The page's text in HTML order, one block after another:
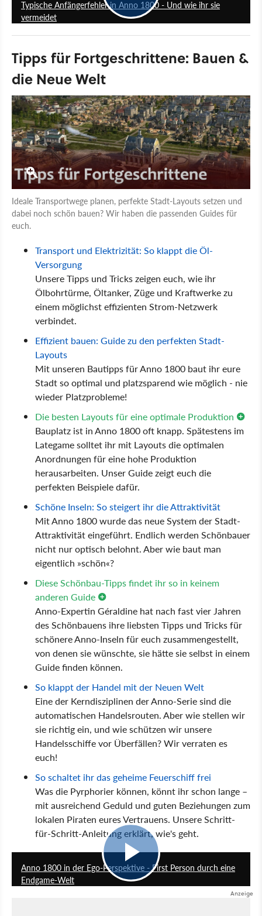
Typische Anfängerfehler in Anno 1800 - Und wie ihr sie
vermeidet
Tipps für Fortgeschrittene: Bauen &
die Neue Welt
Ideale Transportwege planen, perfekte Stadt-Layouts setzen und
dabei noch schön bauen? Wir haben die passenden Guides für
euch.
Transport und Elektrizität: So klappt die Öl-
Versorgung
Unsere Tipps und Tricks zeigen euch, wie ihr
Ölbohrtürme, Öltanker, Züge und Kraftwerke zu
einem möglichst effizienten Strom-Netzwerk
verbindet.
Effizient bauen: Guide zu den perfekten Stadt-
Layouts
Mit unseren Bautipps für Anno 1800 baut ihr eure
Stadt so optimal und platzsparend wie möglich - nie
wieder Platzprobleme!
Die besten Layouts für eine optimale Produktion
Bauplatz ist in Anno 1800 oft knapp. Spätestens im
Lategame solltet ihr mit Layouts die optimalen
Anordnungen für eine hohe Produktion
herausarbeiten. Unser Guide zeigt euch die
perfekten Beispiele dafür.
Schöne Inseln: So steigert ihr die Attraktivität
Mit Anno 1800 wurde das neue System der Stadt-
Attraktivität eingeführt. Endlich werden Schönbauer
nicht nur optisch belohnt. Aber wie baut man
eigentlich »schön«?
Diese Schönbau-Tipps findet ihr so in keinem
anderen Guide
Anno-Expertin Géraldine hat nach fast vier Jahren
des Schönbauens ihre liebsten Tipps und Tricks für
schönere Anno-Inseln für euch zusammengestellt,
von denen sie wünschte, sie hätte sie selbst in einem
Guide finden können.
So klappt der Handel mit der Neuen Welt
Eine der Kerndisziplinen der Anno-Serie sind die
automatischen Handelsrouten. Aber wie stellen wir
sie richtig ein, und wie schützen wir unsere
Handelsschiffe vor Überfällen? Wir verraten es
euch!
So schaltet ihr das geheime Feuerschiff frei
Was die Pyrphorier können, könnt ihr schon lange –
mit ausreichend Geduld und guten Beziehungen zum
lokalen Piraten eures Vertrauens. Unsere Schritt-
für-Schritt-Anleitung erklärt, wie's geht.
Anno 1800 in der Ego-Perspektive - First Person durch eine
Endgame-Welt